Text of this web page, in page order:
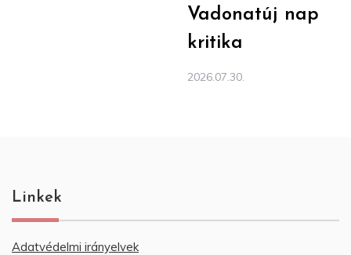
Vadonatúj nap
kritika
2026.07.30.
Linkek
Adatvédelmi irányelvek